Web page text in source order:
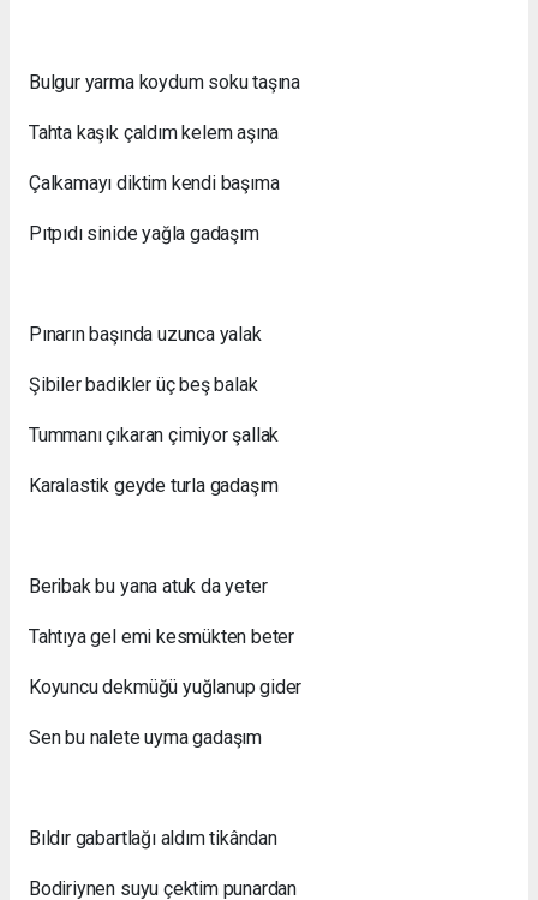
Bulgur yarma koydum soku taşına
Tahta kaşık çaldım kelem aşına
Çalkamayı diktim kendi başıma
Pıtpıdı sinide yağla gadaşım
Pınarın başında uzunca yalak
Şibiler badikler üç beş balak
Tummanı çıkaran çimiyor şallak
Karalastik geyde turla gadaşım
Beribak bu yana atuk da yeter
Tahtıya gel emi kesmükten beter
Koyuncu dekmüğü yuğlanup gider
Sen bu nalete uyma gadaşım
Bıldır gabartlağı aldım tikândan
Bodiriynen suyu çektim punardan